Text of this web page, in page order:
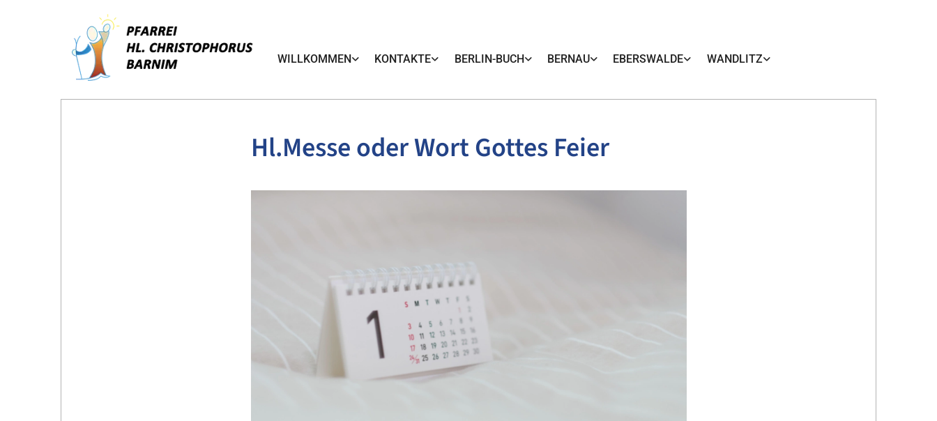
WILLKOMMEN KONTAKTE BERLIN-BUCH BERNAU EBERSWALDE WANDLITZ
Hl.Messe oder Wort Gottes Feier